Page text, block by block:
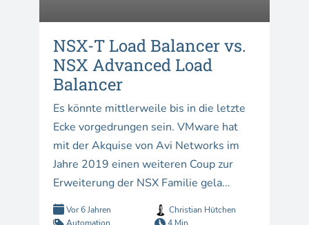
NSX-T Load Balancer vs.
NSX Advanced Load
Balancer
Es könnte mittlerweile bis in die letzte
Ecke vorgedrungen sein. VMware hat
mit der Akquise von Avi Networks im
Jahre 2019 einen weiteren Coup zur
Erweiterung der NSX Familie gela...
Vor 6 Jahren
Christian Hütchen